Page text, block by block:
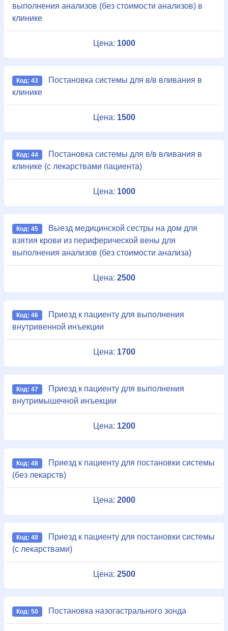
выполнения анализов (без стоимости анализов) в
клинике
Цена: 1000
Код: 43
Постановка системы для в/в вливания в
клинике
Цена: 1500
Код: 44
Постановка системы для в/в вливания в
клинике (с лекарствами пациента)
Цена: 1000
Код: 45
Выезд медицинской сестры на дом для
взятия крови из периферической вены для
выполнения анализов (без стоимости анализа)
Цена: 2500
Код: 46
Приезд к пациенту для выполнения
внутривенной инъекции
Цена: 1700
Код: 47
Приезд к пациенту для выполнения
внутримышечной инъекции
Цена: 1200
Код: 48
Приезд к пациенту для постановки системы
(без лекарств)
Цена: 2000
Код: 49
Приезд к пациенту для постановки системы
(с лекарствами)
Цена: 2500
Код: 50 Постановка назогастрального зонда